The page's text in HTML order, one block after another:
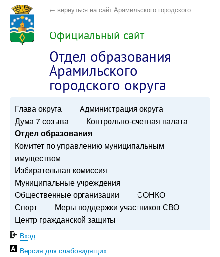
← вернуться на сайт Арамильского городского
округа
Официальный сайт
Отдел образования
Арамильского
городского округа
Глава округа
Администрация округа
Дума 7 созыва
Контрольно-счетная палата
Отдел образования
Комитет по управлению муниципальным
имуществом
Избирательная комиссия
Муниципальные учреждения
Общественные организации
СОНКО
Спорт
Меры поддержки участников СВО
Центр гражданской защиты
Вход
Версия для слабовидящих